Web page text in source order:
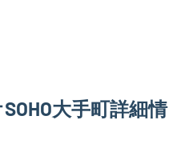
大手町詳細情